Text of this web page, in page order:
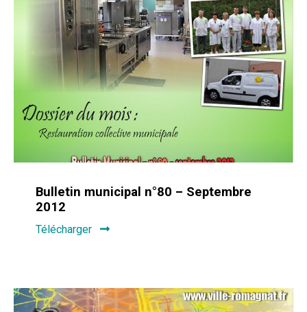
Bulletin municipal n°80 – Septembre
2012
Télécharger